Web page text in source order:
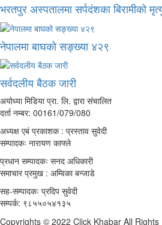
भरतपुर अस्पतालमा सर्पदंशका बिरामीको
नेपालमा बाघको सङ्ख्या ४२९
सर्वदलीय बैठक जारी
अयोध्या मिडिया प्रा. लि. द्वारा संचालित
दर्ता नम्बर: 00161/079/080
अध्यक्ष एबं प्रकाशक : प्रस्ताव सुवेदी
सम्पादकः नारायण काफ्ले
प्रधान सम्पादकः सनद अधिकारी
समाचार प्रमुख : अम्विका बन्जाडे
सह-सम्पादकः प्रदिप सुवेदी
सम्पर्क: ९८५५०५४१३५
Copyrights © 2022 Click Khabar All Rights